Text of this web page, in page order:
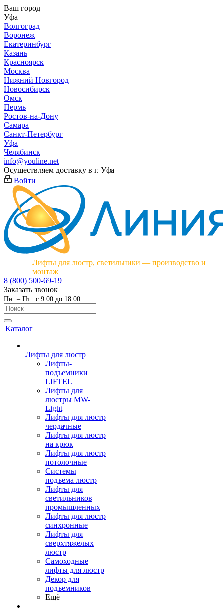
Ваш город
Уфа
Волгоград
Воронеж
Екатеринбург
Казань
Красноярск
Москва
Нижний Новгород
Новосибирск
Омск
Пермь
Ростов-на-Дону
Самара
Санкт-Петербург
Уфа
Челябинск
info@youline.net
Осуществляем доставку в г. Уфа
Войти
Лифты для люстр, светильники — производство и
монтаж
8 (800) 500-69-19
Заказать звонок
Пн. – Пт.: с 9:00 до 18:00
Каталог
Лифты для люстр
Лифты-
подъемники
LIFTEL
Лифты для
люстры MW-
Light
Лифты для люстр
чердачные
Лифты для люстр
на крюк
Лифты для люстр
потолочные
Системы
подъема люстр
Лифты для
светильников
промышленных
Лифты для люстр
синхронные
Лифты для
сверхтяжелых
люстр
Самоходные
лифты для люстр
Декор для
подъемников
Ещё